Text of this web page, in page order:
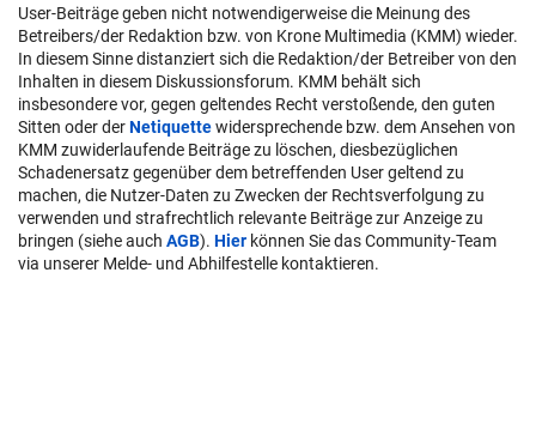
User-Beiträge geben nicht notwendigerweise die Meinung des
Betreibers/der Redaktion bzw. von Krone Multimedia (KMM) wieder.
In diesem Sinne distanziert sich die Redaktion/der Betreiber von den
Inhalten in diesem Diskussionsforum. KMM behält sich
insbesondere vor, gegen geltendes Recht verstoßende, den guten
Sitten oder derNetiquettewidersprechende bzw. dem Ansehen von
KMM zuwiderlaufende Beiträge zu löschen, diesbezüglichen
Schadenersatz gegenüber dem betreffenden User geltend zu
machen, die Nutzer-Daten zu Zwecken der Rechtsverfolgung zu
verwenden und strafrechtlich relevante Beiträge zur Anzeige zu
bringen (siehe auch AGB). Hier können Sie das Community-Team
via unserer Melde- und Abhilfestelle kontaktieren.